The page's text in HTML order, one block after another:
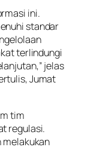
ini.
standar
terlindungi
jelas
Jumat
tim
regulasi.
melakukan